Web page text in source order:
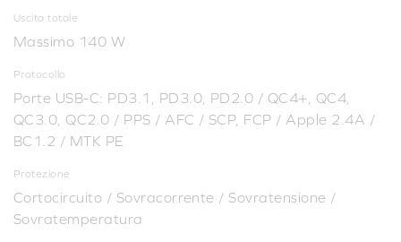
Uscita totale
Massimo 140 W
Protocollo
Porte USB-C: PD3.1, PD3.0, PD2.0 / QC4+, QC4,
QC3.0, QC2.0 / PPS / AFC / SCP, FCP / Apple 2.4A /
BC1.2 / MTK PE
Protezione
Cortocircuito / Sovracorrente / Sovratensione /
Sovratemperatura